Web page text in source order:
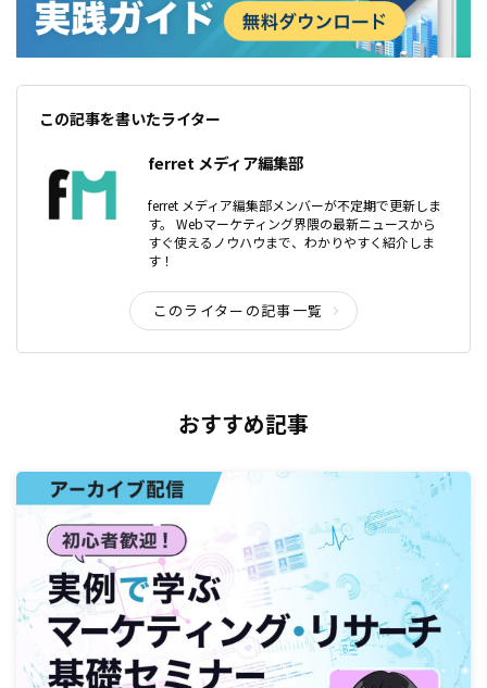
この記事を書いたライター
ferret メディア編集部
ferret メディア編集部メンバーが不定期で更新しま
す。 Webマーケティング界隈の最新ニュースから
すぐ使えるノウハウまで、わかりやすく紹介しま
す！
このライターの記事一覧
おすすめ記事